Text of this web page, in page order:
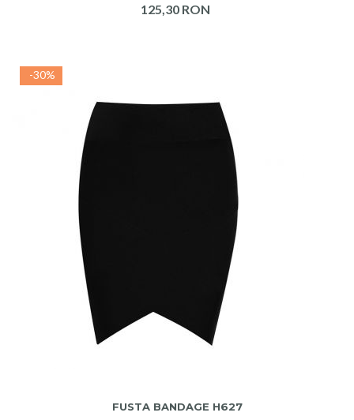
125,30 RON
-30%
FUSTA BANDAGE H627